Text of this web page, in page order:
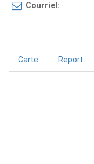
Courriel:
Carte Report